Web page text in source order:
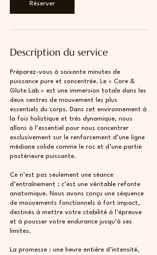
Réserver
Description du service
Préparez-vous à soixante minutes de
puissance pure et concentrée. Le « Core &
Glute Lab » est une immersion totale dans les
deux centres de mouvement les plus
essentiels du corps. Dans cet environnement à
la fois holistique et très dynamique, nous
allons à l’essentiel pour nous concentrer
exclusivement sur le renforcement d’une ligne
médiane solide comme le roc et d’une partie
postérieure puissante.
Ce n’est pas seulement une séance
d’entraînement ; c’est une véritable refonte
anatomique. Nous avons conçu une séquence
de mouvements fonctionnels à fort impact,
destinés à mettre votre stabilité à l’épreuve
et à pousser votre endurance jusqu’à ses
limites.
La promesse : une heure entière d’intensité,